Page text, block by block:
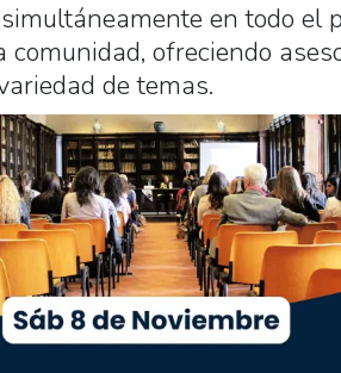
en todo el
ofreciendo
de temas.